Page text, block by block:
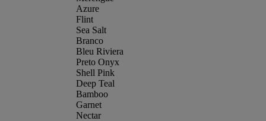
Azure
Flint
Sea Salt
Branco
Bleu Riviera
Preto Onyx
Shell Pink
Deep Teal
Bamboo
Garnet
Nectar